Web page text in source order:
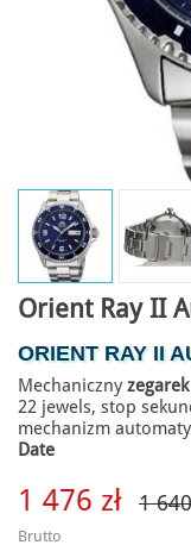
Orient Ray II
ORIENT RAY II
Mechaniczny
22 jewels, stop
mechanizm
Date
1 476 zł 1
Brutto